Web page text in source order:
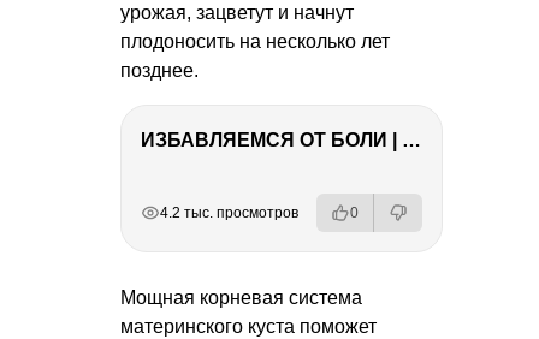
урожая, зацветут и начнут
плодоносить на несколько лет
позднее.
ИЗБАВЛЯЕМСЯ ОТ БОЛИ | Важность режима и питания
4.2 тыс. просмотров 0
Мощная корневая система
материнского куста поможет